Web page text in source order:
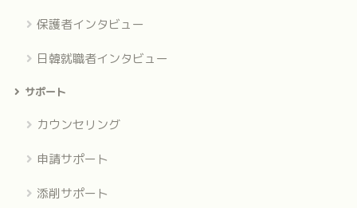
保護者インタビュー
日韓就職者インタビュー
サポート
カウンセリング
申請サポート
添削サポート